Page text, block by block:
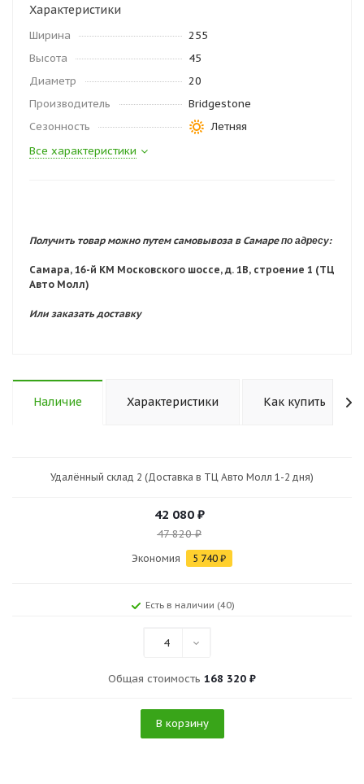
Характеристики
Ширина
255
Высота
45
Диаметр
20
Производитель
Bridgestone
Сезонность
Летняя
Все характеристики
Получить товар можно путем самовывоза в Самарепо адресу:
Самара, 16-й КМ Московского шоссе, д. 1В, строение 1 (ТЦ
Авто Молл)
Или заказать доставку
Наличие Характеристики Как купить
Удалённый склад 2 (Доставка в ТЦ Авто Молл 1-2 дня)
42 080₽
47 820₽
Экономия 5 740 ₽
Есть в наличии (40)
4
Общая стоимость 168 320 ₽
В корзину